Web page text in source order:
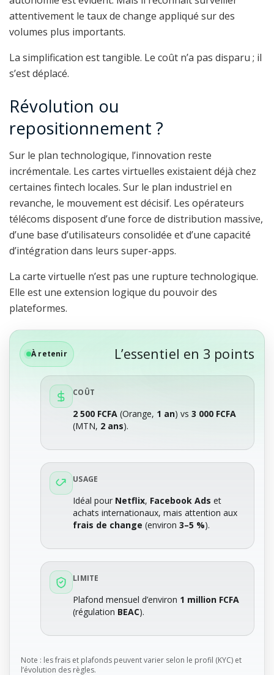
attentivement le taux de change appliqué sur des
volumes plus importants.
La simplification est tangible. Le coût n’a pas disparu ; il
s’est déplacé.
Révolution ou
repositionnement ?
Sur le plan technologique, l’innovation reste
incrémentale. Les cartes virtuelles existaient déjà chez
certaines fintech locales. Sur le plan industriel en
revanche, le mouvement est décisif. Les opérateurs
télécoms disposent d’une force de distribution massive,
d’une base d’utilisateurs consolidée et d’une capacité
d’intégration dans leurs super-apps.
La carte virtuelle n’est pas une rupture technologique.
Elle est une extension logique du pouvoir des
plateformes.
À retenir L’essentiel en 3 points
COÛT
2 500 FCFA (Orange, 1 an) vs3 000 FCFA
(MTN, 2 ans).
USAGE
Idéal pour Netflix, Facebook Ads et
achats internationaux, mais attention aux
frais de change (environ3–5 %).
LIMITE
Plafond mensuel d’environ 1 million FCFA
(régulation BEAC).
Note : les frais et plafonds peuvent varier selon le profil (KYC) et
l’évolution des règles.